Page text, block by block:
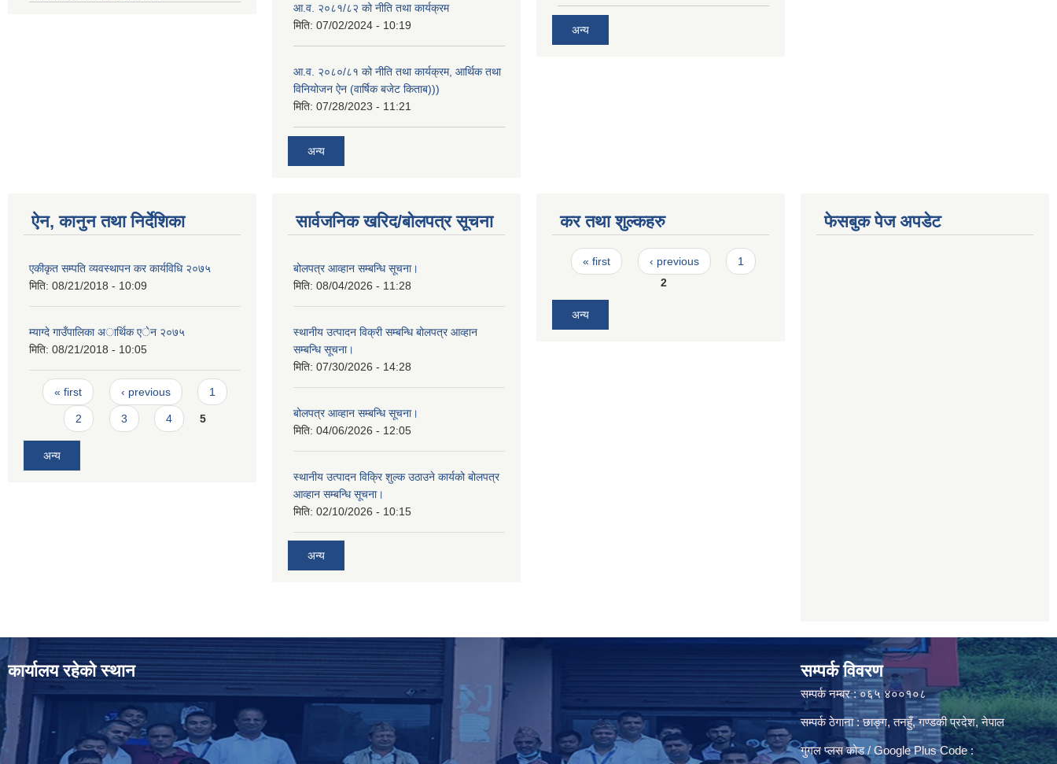
आ.व. २०८१/८२ को नीति तथा कार्यक्रम
मिति: 07/02/2024 - 10:19
आ.व. २०८०/८१ को नीति तथा कार्यक्रम, आर्थिक तथा
विनियोजन ऐन (वार्षिक बजेट किताब)))
मिति: 07/28/2023 - 11:21
अन्य
अन्य
ऐन, कानुन तथा निर्देशिका
एकीकृत सम्पति व्यवस्थापन कर कार्यविधि २०७५
मिति: 08/21/2018 - 10:09
म्याग्दे गाउँपालिका अार्थिक एेन २०७५
मिति: 08/21/2018 - 10:05
Pages
« first ‹ previous 1
2 3 4 5
अन्य
सार्वजनिक खरिद/बोलपत्र सूचना
बोलपत्र आव्हान सम्बन्धि सूचना।
मिति: 08/04/2026 - 11:28
स्थानीय उत्पादन विक्री सम्बन्धि बोलपत्र आव्हान
सम्बन्धि सूचना।
मिति: 07/30/2026 - 14:28
बोलपत्र आव्हान सम्बन्धि सूचना।
मिति: 04/06/2026 - 12:05
स्थानीय उत्पादन विक्रि शुल्क उठाउने कार्यको बोलपत्र
आव्हान सम्बन्धि सूचना।
मिति: 02/10/2026 - 10:15
अन्य
कर तथा शुल्कहरु
Pages
« first ‹ previous
1
2
अन्य
फेसबुक पेज अपडेट
कार्यालय रहेको स्थान सम्पर्क विवरण
सम्पर्क नम्बर : ०६५ ४००१०८
सम्पर्क ठेगाना : छाङ्ग, तनहुँ, गण्डकी प्रदेश, नेपाल
गुगल प्लस कोड / Google Plus Code :